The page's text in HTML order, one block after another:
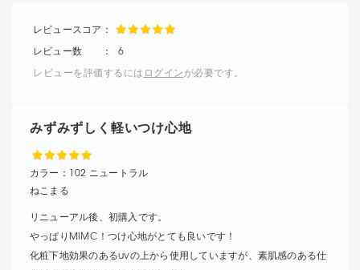
6
レビューを評価するには ログイン が必要です。
みずみずしく軽いつけ心地
ねこまる
カラー： 102 ニュートラル
リニューアル後、初購入です。
やっぱりMIMC！つけ心地がとても良いです！
化粧下地効果のあるuvの上から使用していますが、素肌感のある仕